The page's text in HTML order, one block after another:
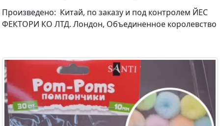
Произведено: Китай, по заказу и под контролем ЙЕС
ФЕКТОРИ КО ЛТД. Лондон, Объединенное королевство